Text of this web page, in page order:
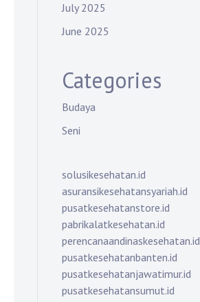
July 2025
June 2025
Categories
Budaya
Seni
solusikesehatan.id
asuransikesehatansyariah.id
pusatkesehatanstore.id
pabrikalatkesehatan.id
perencanaandinaskesehatan.id
pusatkesehatanbanten.id
pusatkesehatanjawatimur.id
pusatkesehatansumut.id